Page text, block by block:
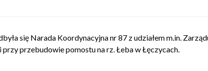
się Narada Koordynacyjna nr 87 z udziałem m.in.
przebudowie pomostu na rz. Łeba w Łęczycach.